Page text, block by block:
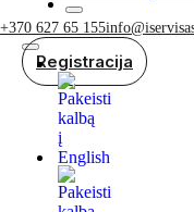
Registracija
+370 627 65 155